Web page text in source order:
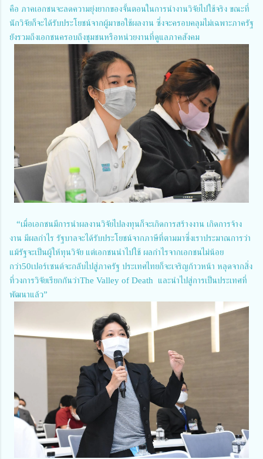
คือ ภาคเอกชนจะลดความยุ่งยากของจั้นตอนในการนำงานวิจัยไปใช้จริง ขณะที่
นักวิจัยก็จะได้รับประโยชน์จากผู้มาขอใช้ผลงาน ซึ่งจะครอบคลุมไม่เฉพาะภาครัฐ
ยังรวมถึงเอกชนครอบถึงชุมชนหรือหน่วยงานที่ดูแลภาคสังคม
“เมื่อเอกชนมีการนำผลงานวิจัยไปลงทุนก็จะเกิดการสร้างงาน เกิดการจ้าง
งาน มีผลกำไร รัฐบาลจะได้รับประโยชน์จากภาษีที่ตามมาซึ่งเราประมาณการว่า
แม้รัฐจะเป็นผู้ให้ทุนวิจัย แต่เอกชนนำไปใช้ ผลกำไรจากเอกชนไม่น้อย
กว่า50เปอร์เซนต์จะกลับไปสู่ภาครัฐ ประเทศไทยก็จะเจริญก้าวหน้า หลุดจากสิ่ง
ที่วงการวิจัยเรียกกันว่าThe Valley of Death และนำไปสู่การเป็นประเทศที่
พัฒนาแล้ว”